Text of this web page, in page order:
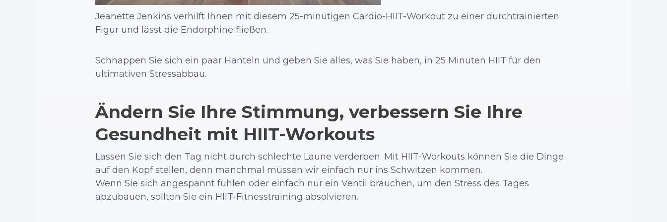
Jeanette Jenkins verhilft Ihnen mit diesem 25-minütigen Cardio-HIIT-Workout zu einer durchtrainierten
Figur und lässt die Endorphine fließen.
Schnappen Sie sich ein paar Hanteln und geben Sie alles, was Sie haben, in 25 Minuten HIIT für den
ultimativen Stressabbau.
Ändern Sie Ihre Stimmung, verbessern Sie Ihre
Gesundheit mit HIIT-Workouts
Lassen Sie sich den Tag nicht durch schlechte Laune verderben. Mit HIIT-Workouts können Sie die Dinge
auf den Kopf stellen, denn manchmal müssen wir einfach nur ins Schwitzen kommen.
Wenn Sie sich angespannt fühlen oder einfach nur ein Ventil brauchen, um den Stress des Tages
abzubauen, sollten Sie ein HIIT-Fitnesstraining absolvieren.